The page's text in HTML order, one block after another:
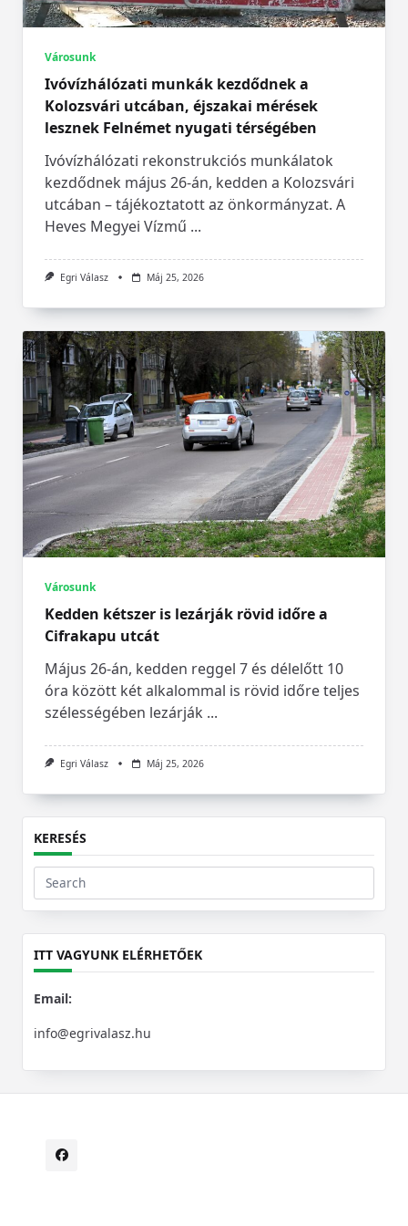
Városunk
Ivóvízhálózati munkák kezdődnek a
Kolozsvári utcában, éjszakai mérések
lesznek Felnémet nyugati térségében
Ivóvízhálózati rekonstrukciós munkálatok
kezdődnek május 26-án, kedden a Kolozsvári
utcában – tájékoztatott az önkormányzat. A
Heves Megyei Vízmű ...
Egri Válasz Máj 25, 2026
Városunk
Kedden kétszer is lezárják rövid időre a
Cifrakapu utcát
Május 26-án, kedden reggel 7 és délelőtt 10
óra között két alkalommal is rövid időre teljes
szélességében lezárják ...
Egri Válasz Máj 25, 2026
KERESÉS
Search
for:
ITT VAGYUNK ELÉRHETŐEK
Email:
info@egrivalasz.hu